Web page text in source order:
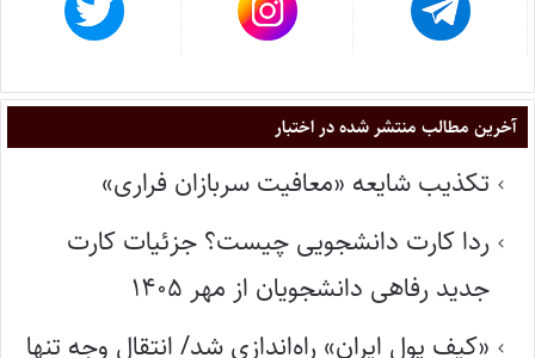
آخرین مطالب منتشر شده در اختبار
تکذیب شایعه «معافیت سربازان فراری»
ردا کارت دانشجویی چیست؟ جزئیات کارت
جدید رفاهی دانشجویان از مهر ۱۴۰۵
«کیف پول ایران» راه‌اندازی شد/ انتقال وجه تنها